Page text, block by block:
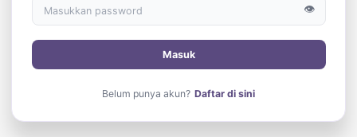
👁️
Masuk
Belum punya akun? Daftar di sini